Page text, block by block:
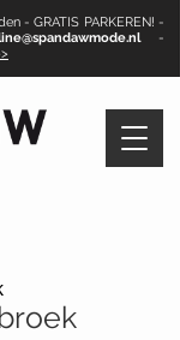
- GRATIS PARKEREN! -
-